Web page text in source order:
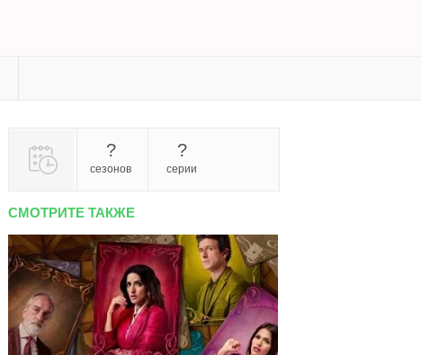
?
сезонов
?
серии
СМОТРИТЕ ТАКЖЕ